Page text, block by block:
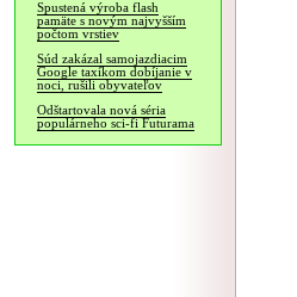
Spustená výroba flash
pamäte s novým najvyšším
počtom vrstiev
Súd zakázal samojazdiacim
Google taxíkom dobíjanie v
noci, rušili obyvateľov
Odštartovala nová séria
populárneho sci-fi Futurama